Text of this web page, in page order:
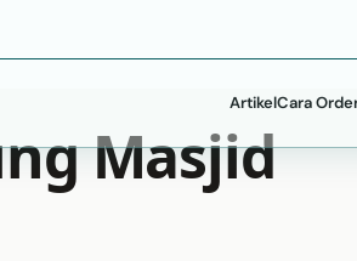
ArtikelCara
Masjid